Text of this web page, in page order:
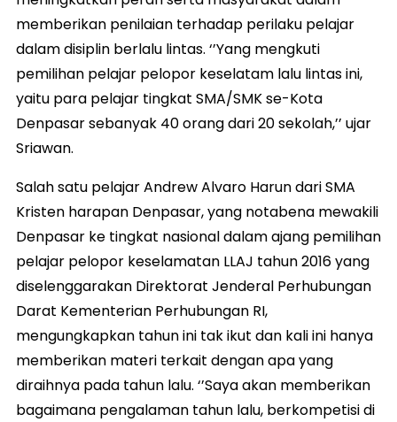
memberikan penilaian terhadap perilaku pelajar
dalam disiplin berlalu lintas. ‘’Yang mengkuti
pemilihan pelajar pelopor keselatam lalu lintas ini,
yaitu para pelajar tingkat SMA/SMK se-Kota
Denpasar sebanyak 40 orang dari 20 sekolah,’’ ujar
Sriawan.
Salah satu pelajar Andrew Alvaro Harun dari SMA
Kristen harapan Denpasar, yang notabena mewakili
Denpasar ke tingkat nasional dalam ajang pemilihan
pelajar pelopor keselamatan LLAJ tahun 2016 yang
diselenggarakan Direktorat Jenderal Perhubungan
Darat Kementerian Perhubungan RI,
mengungkapkan tahun ini tak ikut dan kali ini hanya
memberikan materi terkait dengan apa yang
diraihnya pada tahun lalu. ‘’Saya akan memberikan
bagaimana pengalaman tahun lalu, berkompetisi di